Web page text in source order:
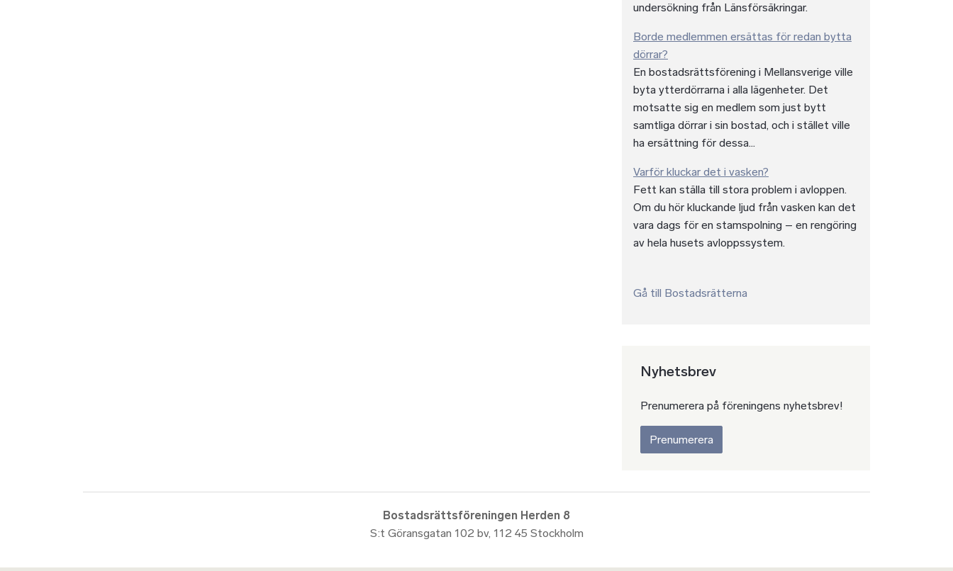
undersökning från Länsförsäkringar.
Borde medlemmen ersättas för redan bytta
dörrar?
En bostadsrättsförening i Mellansverige ville
byta ytterdörrarna i alla lägenheter. Det
motsatte sig en medlem som just bytt
samtliga dörrar i sin bostad, och i stället ville
ha ersättning för dessa...
Varför kluckar det i vasken?
Fett kan ställa till stora problem i avloppen.
Om du hör kluckande ljud från vasken kan det
vara dags för en stamspolning – en rengöring
av hela husets avloppssystem.
Gå till Bostadsrätterna
Nyhetsbrev
Prenumerera på föreningens nyhetsbrev!
Prenumerera
Bostadsrättsföreningen Herden 8
S:t Göransgatan 102 bv, 112 45 Stockholm